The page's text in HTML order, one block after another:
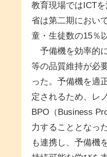
教育現場ではICT
省は第二期におい
童・生徒数の15％
予備機を効率的
等の品質維持が必
った。予備機を適
定されるため、レ
BPO（Business
力することとなっ
も連携し、予備機